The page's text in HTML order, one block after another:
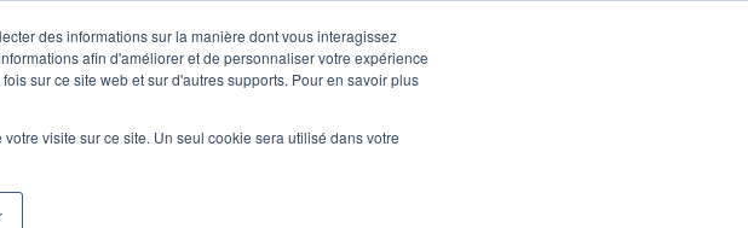
des informations sur la manière dont vous interagissez
afin d'améliorer et de personnaliser votre expérience
sur ce site web et sur d'autres supports. Pour en savoir plus
visite sur ce site. Un seul cookie sera utilisé dans votre
Le ClubNos réalisationsActualités